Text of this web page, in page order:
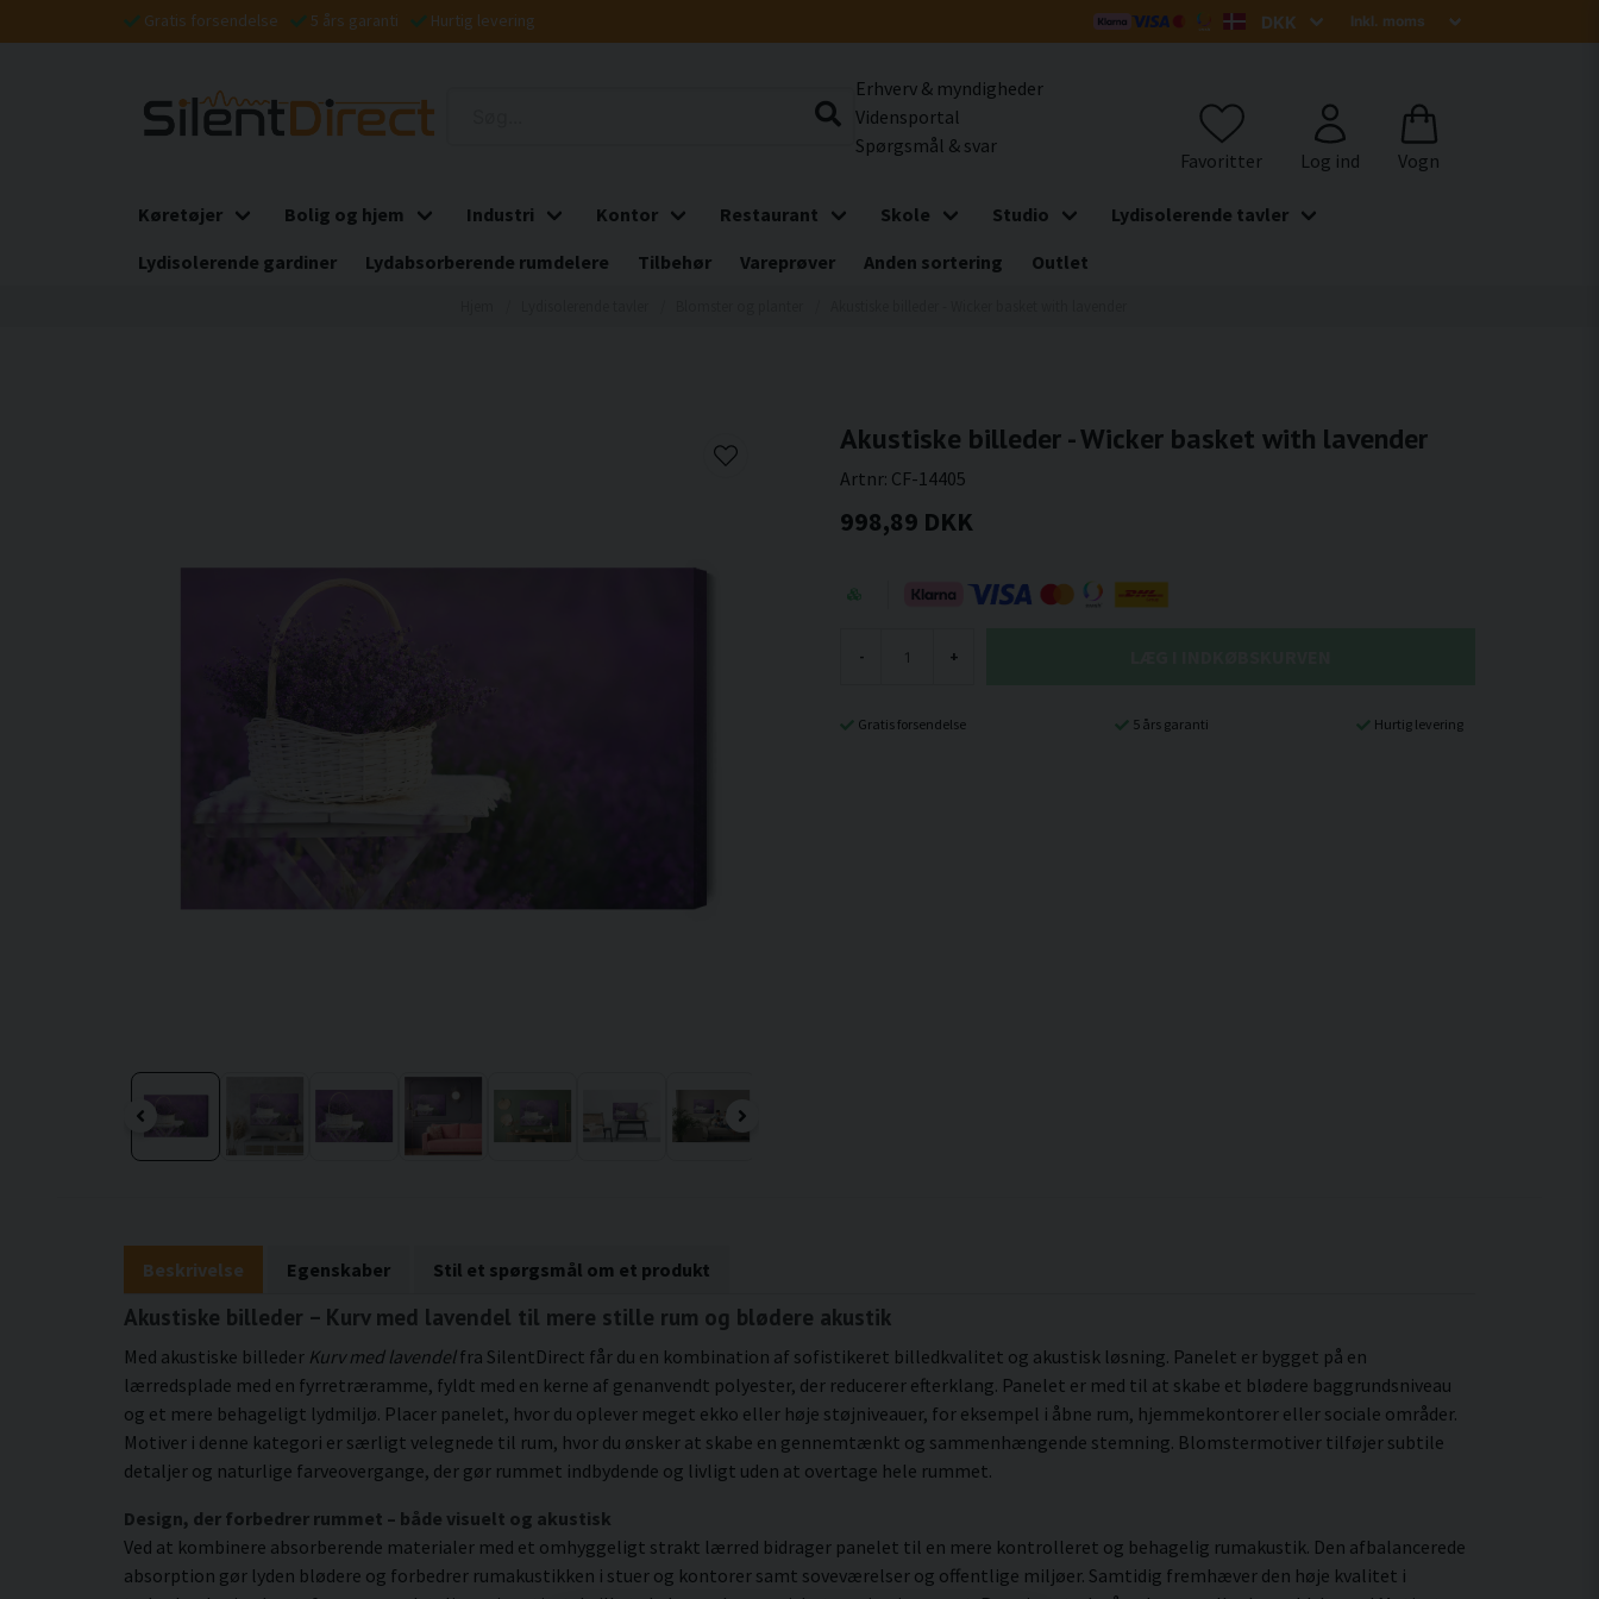
Gratis forsendelse 5 års garanti Hurtig levering
Erhverv & myndigheder
Vidensportal
Spørgsmål & svar
Køretøjer Bolig og hjem Industri Kontor Restaurant Skole Studio
Lydisolerende tavler
Lydisolerende gardiner
Lydabsorberende rumdelere Tilbehør Vareprøver Anden sortering Outlet
Akustiske billeder - Wicker basket with lavender
Artnr: CF-14405
998,89 DKK
- +
Gratis forsendelse 5 års garanti Hurtig levering
Beskrivelse Egenskaber Stil et spørgsmål om et produkt
Akustiske billeder – Kurv med lavendel til mere stille rum og blødere akustik
Med akustiske billeder Kurv med lavendelfra SilentDirect får du en kombination af sofistikeret billedkvalitet og akustisk løsning. Panelet er bygget på en
lærredsplade med en fyrretræramme, fyldt med en kerne af genanvendt polyester, der reducerer efterklang. Panelet er med til at skabe et blødere baggrundsniveau
og et mere behageligt lydmiljø. Placer panelet, hvor du oplever meget ekko eller høje støjniveauer, for eksempel i åbne rum, hjemmekontorer eller sociale områder.
Motiver i denne kategori er særligt velegnede til rum, hvor du ønsker at skabe en gennemtænkt og sammenhængende stemning. Blomstermotiver tilføjer subtile
detaljer og naturlige farveovergange, der gør rummet indbydende og livligt uden at overtage hele rummet.
Design, der forbedrer rummet – både visuelt og akustisk
Ved at kombinere absorberende materialer med et omhyggeligt strakt lærred bidrager panelet til en mere kontrolleret og behagelig rumakustik. Den afbalancerede
absorption gør lyden blødere og forbedrer rumakustikken i stuer og kontorer samt soveværelser og offentlige miljøer. Samtidig fremhæver den høje kvalitet i